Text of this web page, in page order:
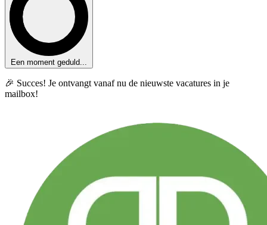
Een moment geduld...
🎉 Succes! Je ontvangt vanaf nu de nieuwste vacatures in je
mailbox!